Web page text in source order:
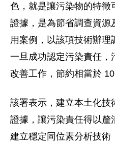
色，就是讓污染物的特徵
證據，是為節省調查資源
用案例，以該項技術辦
一旦成功認定污染責任，
改善工作，節約相當於
該署表示，建立本土化技
證據，讓污染責任得以釐
建立穩定同位素分析技術